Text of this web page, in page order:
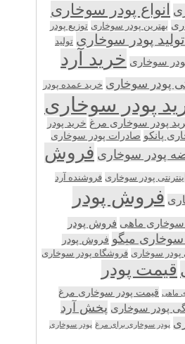
انواع پودر سوخاری
بهترین پودر سوخاری توزیع پودر
تولید پودر سوخاری تولید
سوخاری خرید آرد
پودر سوخاری خرید عمده پودر
پودر سوخاری
پودر سوخاری مرغ خرید پودر
پانکو صادرات پودر سوخاری
پودر سوخاری فروش
پودر سوخاری فروشنده آرد
فروش پودر
ماهی فروش پودر
میگو فروش پودر
پودر سوخاری فروشگاه پودر سوخاری
قیمت پودر
ماهی قیمت پودر سوخاری مرغ
پودر سوخاری پخش آرد
پودر سوخاری برای مرغ پودر سوخاری